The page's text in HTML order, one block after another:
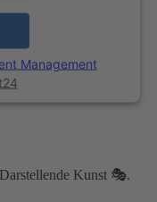
Management
Kunst 🎭.